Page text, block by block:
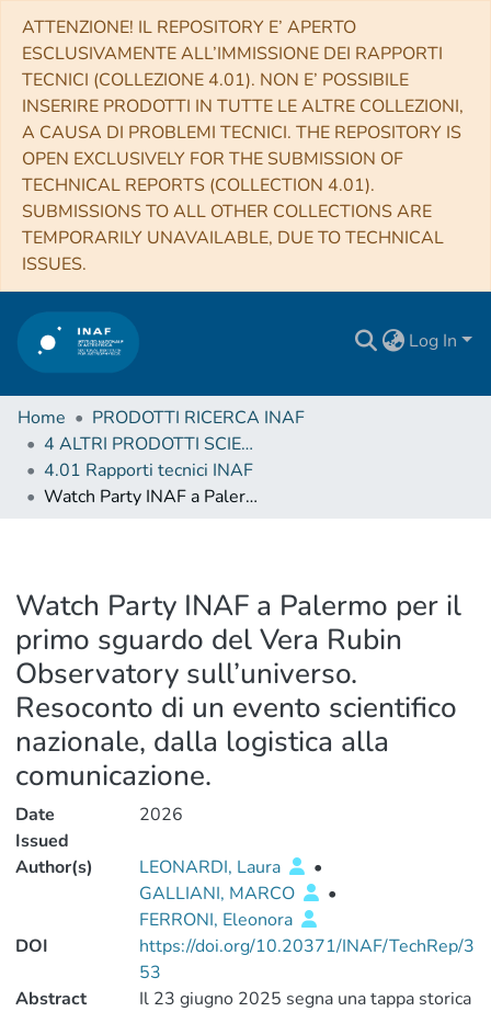
ATTENZIONE! IL REPOSITORY E’ APERTO
ESCLUSIVAMENTE ALL’IMMISSIONE DEI RAPPORTI
TECNICI (COLLEZIONE 4.01). NON E’ POSSIBILE
INSERIRE PRODOTTI IN TUTTE LE ALTRE COLLEZIONI,
A CAUSA DI PROBLEMI TECNICI. THE REPOSITORY IS
OPEN EXCLUSIVELY FOR THE SUBMISSION OF
TECHNICAL REPORTS (COLLECTION 4.01).
SUBMISSIONS TO ALL OTHER COLLECTIONS ARE
TEMPORARILY UNAVAILABLE, DUE TO TECHNICAL
ISSUES.
Log In
Home
PRODOTTI RICERCA INAF
4 ALTRI PRODOTTI SCIENTIFICI (Other scientific products)
4.01 Rapporti tecnici INAF
Watch Party INAF a Palermo per il primo sguardo del Vera Rubin Observatory sull’universo. Resoconto di un evento scientifico nazionale, dalla logistica alla comunicazione.
Watch Party INAF a Palermo per il
primo sguardo del Vera Rubin
Observatory sull’universo.
Resoconto di un evento scientifico
nazionale, dalla logistica alla
comunicazione.
Date
Issued
2026
Author(s) LEONARDI, Laura
•
GALLIANI, MARCO
•
FERRONI, Eleonora
DOI
https://doi.org/10.20371/INAF/TechRep/3
53
Abstract
Il 23 giugno 2025 segna una tappa storica